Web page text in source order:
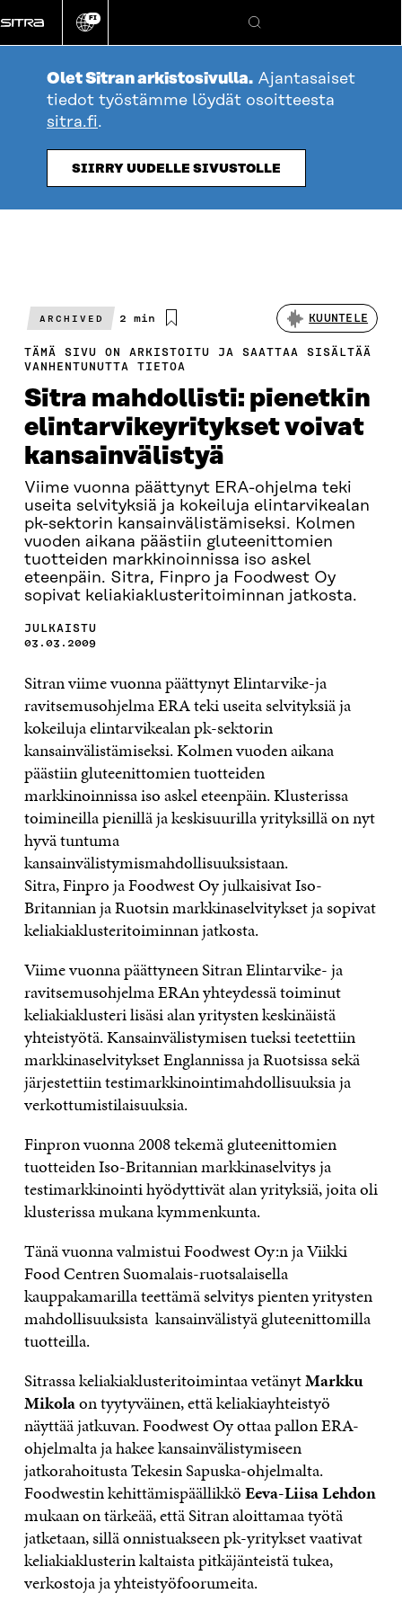
suoraan
sisältöön
Vaihda
kieli
FI
Hae
Olet Sitran arkistosivulla. Ajantasaiset
tiedot työstämme löydät osoitteesta
sitra.fi.
SIIRRY UUDELLE SIVUSTOLLE
ARCHIVED
Arvioitu
2 min KUUNTELE
TÄMÄ SIVU ON ARKISTOITU JA SAATTAA SISÄLTÄÄ
VANHENTUNUTTA TIETOA
Sitra mahdollisti: pienetkin
elintarvikeyritykset voivat
kansainvälistyä
Viime vuonna päättynyt ERA-ohjelma teki
useita selvityksiä ja kokeiluja elintarvikealan
pk-sektorin kansainvälistämiseksi. Kolmen
vuoden aikana päästiin gluteenittomien
tuotteiden markkinoinnissa iso askel
eteenpäin. Sitra, Finpro ja Foodwest Oy
sopivat keliakiaklusteritoiminnan jatkosta.
JULKAISTU
03.03.2009
Sitran viime vuonna päättynyt Elintarvike-ja
ravitsemusohjelma ERA teki useita selvityksiä ja
kokeiluja elintarvikealan pk-sektorin
kansainvälistämiseksi. Kolmen vuoden aikana
päästiin gluteenittomien tuotteiden
markkinoinnissa iso askel eteenpäin. Klusterissa
toimineilla pienillä ja keskisuurilla yrityksillä on nyt
hyvä tuntuma
kansainvälistymismahdollisuuksistaan.
Sitra, Finpro ja Foodwest Oy julkaisivat Iso-
Britannian ja Ruotsin markkinaselvitykset ja sopivat
keliakiaklusteritoiminnan jatkosta.
Viime vuonna päättyneen Sitran Elintarvike- ja
ravitsemusohjelma ERAn yhteydessä toiminut
keliakiaklusteri lisäsi alan yritysten keskinäistä
yhteistyötä. Kansainvälistymisen tueksi teetettiin
markkinaselvitykset Englannissa ja Ruotsissa sekä
järjestettiin testimarkkinointimahdollisuuksia ja
verkottumistilaisuuksia.
Finpron vuonna 2008 tekemä gluteenittomien
tuotteiden Iso-Britannian markkinaselvitys ja
testimarkkinointi hyödyttivät alan yrityksiä, joita oli
klusterissa mukana kymmenkunta.
Tänä vuonna valmistui Foodwest Oy:n ja Viikki
Food Centren Suomalais-ruotsalaisella
kauppakamarilla teettämä selvitys pienten yritysten
mahdollisuuksista kansainvälistyä gluteenittomilla
tuotteilla.
Sitrassa keliakiaklusteritoimintaa vetänytMarkku
Mikolaon tyytyväinen, että keliakiayhteistyö
näyttää jatkuvan. Foodwest Oy ottaa pallon ERA-
ohjelmalta ja hakee kansainvälistymiseen
jatkorahoitusta Tekesin Sapuska-ohjelmalta.
Foodwestin kehittämispäällikköEeva-Liisa Lehdon
mukaan on tärkeää, että Sitran aloittamaa työtä
jatketaan, sillä onnistuakseen pk-yritykset vaativat
keliakiaklusterin kaltaista pitkäjänteistä tukea,
verkostoja ja yhteistyöfoorumeita.